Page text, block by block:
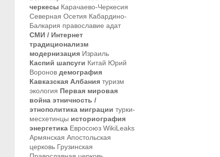
черкесы Карачаево-Черкесия
Северная Осетия Кабардино-
Балкария православие адат
СМИ / Интернет
традиционализм
модернизация Израиль
Каспий шапсуги Китай Юрий
Воронов демография
Кавказская Албания туризм
экология Первая мировая
война этничность /
этнополитика миграции турки-
месхетинцы историография
энергетика Евросоюз WikiLeaks
Армянская Апостольская
церковь Грузинская